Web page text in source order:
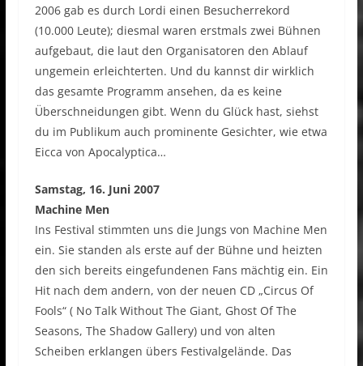
2006 gab es durch Lordi einen Besucherrekord
(10.000 Leute); diesmal waren erstmals zwei Bühnen
aufgebaut, die laut den Organisatoren den Ablauf
ungemein erleichterten. Und du kannst dir wirklich
das gesamte Programm ansehen, da es keine
Überschneidungen gibt. Wenn du Glück hast, siehst
du im Publikum auch prominente Gesichter, wie etwa
Eicca von Apocalyptica…
Samstag, 16. Juni 2007
Machine Men
Ins Festival stimmten uns die Jungs von Machine Men
ein. Sie standen als erste auf der Bühne und heizten
den sich bereits eingefundenen Fans mächtig ein. Ein
Hit nach dem andern, von der neuen CD „Circus Of
Fools“ ( No Talk Without The Giant, Ghost Of The
Seasons, The Shadow Gallery) und von alten
Scheiben erklangen übers Festivalgelände. Das